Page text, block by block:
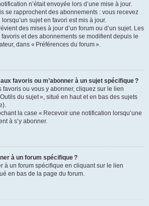
n’était envoyée lors d’une mise à jour.
se rapprochent des abonnements : vous recevez
sujet en favori est mis à jour.
des mises à jour d’un forum ou d’un sujet. Les
et des abonnements se modifient depuis le
dans « Préférences du forum ».
favoris ou m’abonner à un sujet spécifique ?
favoris ou vous y abonner, cliquez sur le lien
du sujet », situé en haut et en bas des sujets
la case « Recevoir une notification lorsqu’une
à s’y abonner.
à un forum spécifique ?
à un forum spécifique en cliquant sur le lien
en bas de la page du forum.